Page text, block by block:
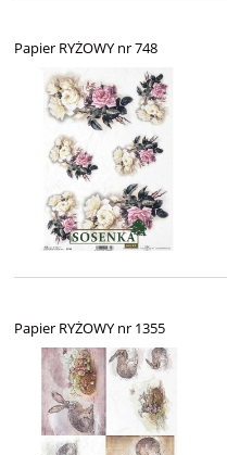
Papier RYŻOWY nr 748
Papier RYŻOWY nr 1355